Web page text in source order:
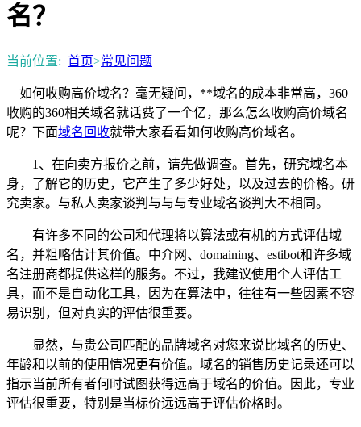
名？
当前位置: 首页>常见问题
如何收购高价域名？毫无疑问，**域名的成本非常高，360
收购的360相关域名就话费了一个亿，那么怎么收购高价域名
呢？下面域名回收就带大家看看如何收购高价域名。
1、在向卖方报价之前，请先做调查。首先，研究域名本
身，了解它的历史，它产生了多少好处，以及过去的价格。研
究卖家。与私人卖家谈判与与与专业域名谈判大不相同。
有许多不同的公司和代理将以算法或有机的方式评估域
名，并粗略估计其价值。中介网、domaining、estibot和许多域
名注册商都提供这样的服务。不过，我建议使用个人评估工
具，而不是自动化工具，因为在算法中，往往有一些因素不容
易识别，但对真实的评估很重要。
显然，与贵公司匹配的品牌域名对您来说比域名的历史、
年龄和以前的使用情况更有价值。域名的销售历史记录还可以
指示当前所有者何时试图获得远高于域名的价值。因此，专业
评估很重要，特别是当标价远远高于评估价格时。